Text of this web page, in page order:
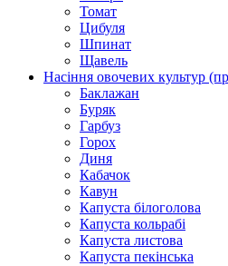
Томат
Цибуля
Шпинат
Щавель
Насіння овочевих культур
Баклажан
Буряк
Гарбуз
Горох
Диня
Кабачок
Кавун
Капуста білоголова
Капуста кольрабі
Капуста листова
Капуста пекінська